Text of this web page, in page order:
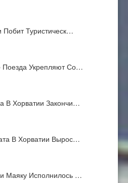
Побит Туристическ…
Поезда Укрепляют Со…
В Хорватии Закончи…
В Хорватии Вырос…
Маяку Исполнилось …